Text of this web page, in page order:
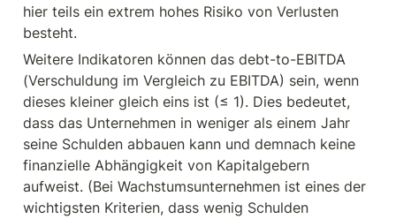
hier teils ein extrem hohes Risiko von Verlusten
besteht.
Weitere Indikatoren können das debt-to-EBITDA
(Verschuldung im Vergleich zu EBITDA) sein, wenn
dieses kleiner gleich eins ist (≤ 1). Dies bedeutet,
dass das Unternehmen in weniger als einem Jahr
seine Schulden abbauen kann und demnach keine
finanzielle Abhängigkeit von Kapitalgebern
aufweist. (Bei Wachstumsunternehmen ist eines der
wichtigsten Kriterien, dass wenig Schulden